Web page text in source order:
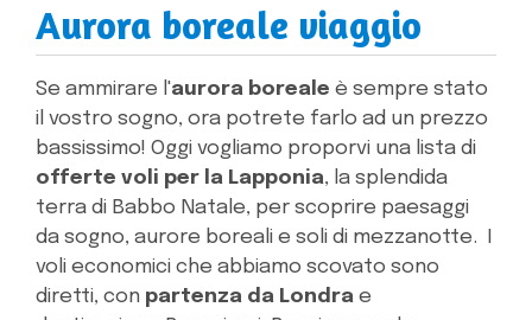
Aurora boreale viaggio
Se ammirare l'aurora boreale è sempre stato
il vostro sogno, ora potrete farlo ad un prezzo
bassissimo! Oggi vogliamo proporvi una lista di
offerte voli per la Lapponia, la splendida
terra di Babbo Natale, per scoprire paesaggi
da sogno, aurore boreali e soli di mezzanotte. I
voli economici che abbiamo scovato sono
diretti, con partenza da Londra e